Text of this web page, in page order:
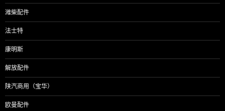
潍柴配件
法士特
康明斯
解放配件
陕汽商用（宝华）
欧曼配件